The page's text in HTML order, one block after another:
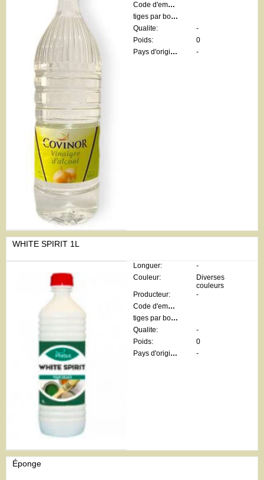
Code d'emballage:
tiges par botte:
Qualite:
-
Poids:
0
Pays d'origine:
-
WHITE SPIRIT 1L
Longuer:
-
Couleur:
Diverses
couleurs
Producteur:
-
Code d'emballage:
tiges par botte:
Qualite:
-
Poids:
0
Pays d'origine:
-
Éponge